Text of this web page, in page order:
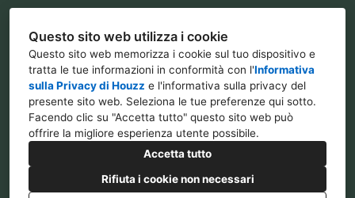
Questo sito web utilizza i cookie
Questo sito web memorizza i cookie sul tuo dispositivo e
tratta le tue informazioni in conformità con l'Informativa
sulla Privacy di Houzz e l'informativa sulla privacy del
presente sito web. Seleziona le tue preferenze qui sotto.
Facendo clic su "Accetta tutto" questo sito web può
offrire la migliore esperienza utente possibile.
Accetta tutto
Rifiuta i cookie non necessari
info@ilpolliceverde.org